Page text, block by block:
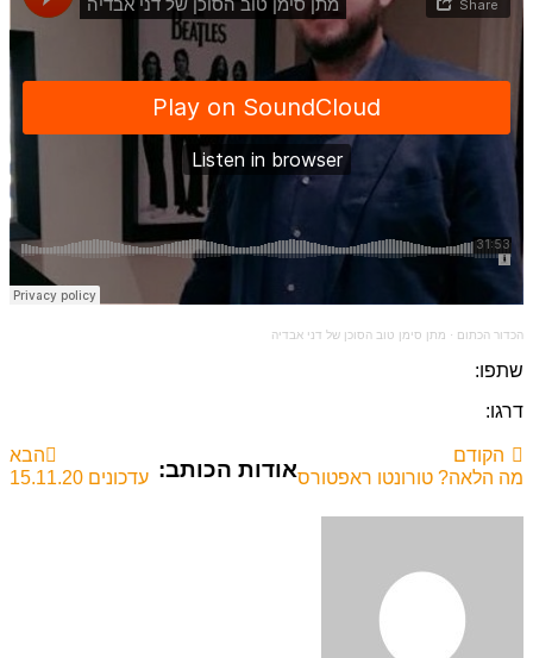
הכדור הכתום · מתן סימן טוב הסוכן של דני אבדיה
שתפו:
דרגו:
הקודם
מה הלאה? טורונטו ראפטורס
הבא
עדכונים 15.11.20 אודות הכותב: